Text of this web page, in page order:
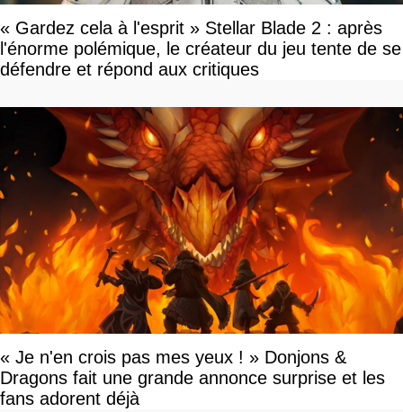
« Gardez cela à l'esprit » Stellar Blade 2 : après
l'énorme polémique, le créateur du jeu tente de se
défendre et répond aux critiques
« Je n'en crois pas mes yeux ! » Donjons &
Dragons fait une grande annonce surprise et les
fans adorent déjà